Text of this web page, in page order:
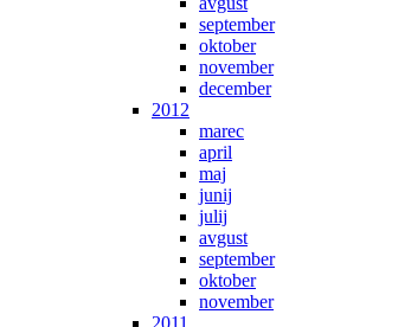
september
oktober
november
december
2012
marec
april
maj
junij
julij
avgust
september
oktober
november
2011